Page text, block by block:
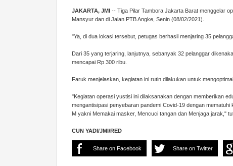
JAKARTA, JMI -- Tiga Pilar Tambora Jakarta Barat menggelar
Mansyur dan di Jalan PTB Angke, Senin (08/02/2021).
"Ya, di dua lokasi tersebut, petugas berhasil menjaring 35
Dari 35 yang terjaring, lanjutnya, sebanyak 32 pelanggar
mencapai Rp 300 ribu.
Faruk menjelaskan, kegiatan ini rutin dilakukan untuk
"Kegiatan operasi yustisi ini dilaksanakan dengan memberikan
mengantisipasi penyebaran pandemi Covid-19 dengan
M yakni Memakai masker, Mencuci tangan dan Menjaga jarak,"
CUN YADI/JMI/RED
Share on Facebook Share on Twitter